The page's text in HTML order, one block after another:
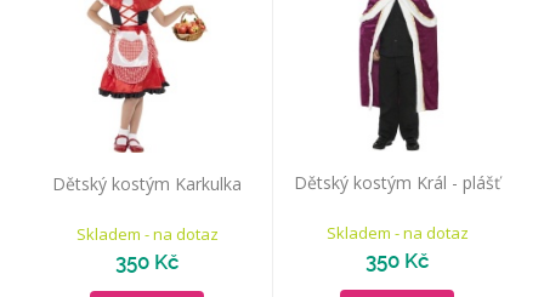
Dětský kostým Karkulka
Skladem - na dotaz
350 Kč
Dětský kostým Král - plášť
Skladem - na dotaz
350 Kč